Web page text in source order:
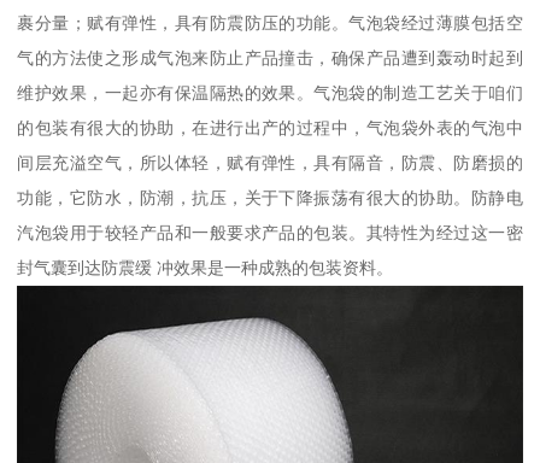
裹分量；赋有弹性，具有防震防压的功能。气泡袋经过薄膜包括空
气的方法使之形成气泡来防止产品撞击，确保产品遭到轰动时起到
维护效果，一起亦有保温隔热的效果。气泡袋的制造工艺关于咱们
的包装有很大的协助，在进行出产的过程中，气泡袋外表的气泡中
间层充溢空气，所以体轻，赋有弹性，具有隔音，防震、防磨损的
功能，它防水，防潮，抗压，关于下降振荡有很大的协助。防静电
汽泡袋用于较轻产品和一般要求产品的包装。其特性为经过这一密
封气囊到达防震缓 冲效果是一种成熟的包装资料。